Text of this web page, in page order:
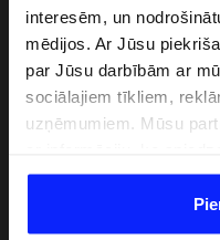
interesēm, un
mēdijos. Ar Jūsu
par Jūsu darbībām ar
sociālajiem tīkliem,
uzņēmumiem. Mūsu
datiem, ko viņi iegūst,
Jūsu atļauju, mēs
saviem partneriem, lai